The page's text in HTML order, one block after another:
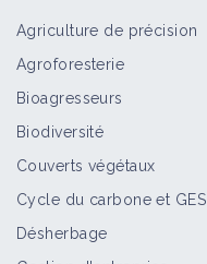
Agriculture de précision
Agroforesterie
Bioagresseurs
Biodiversité
Couverts végétaux
Cycle du carbone et GES
Désherbage